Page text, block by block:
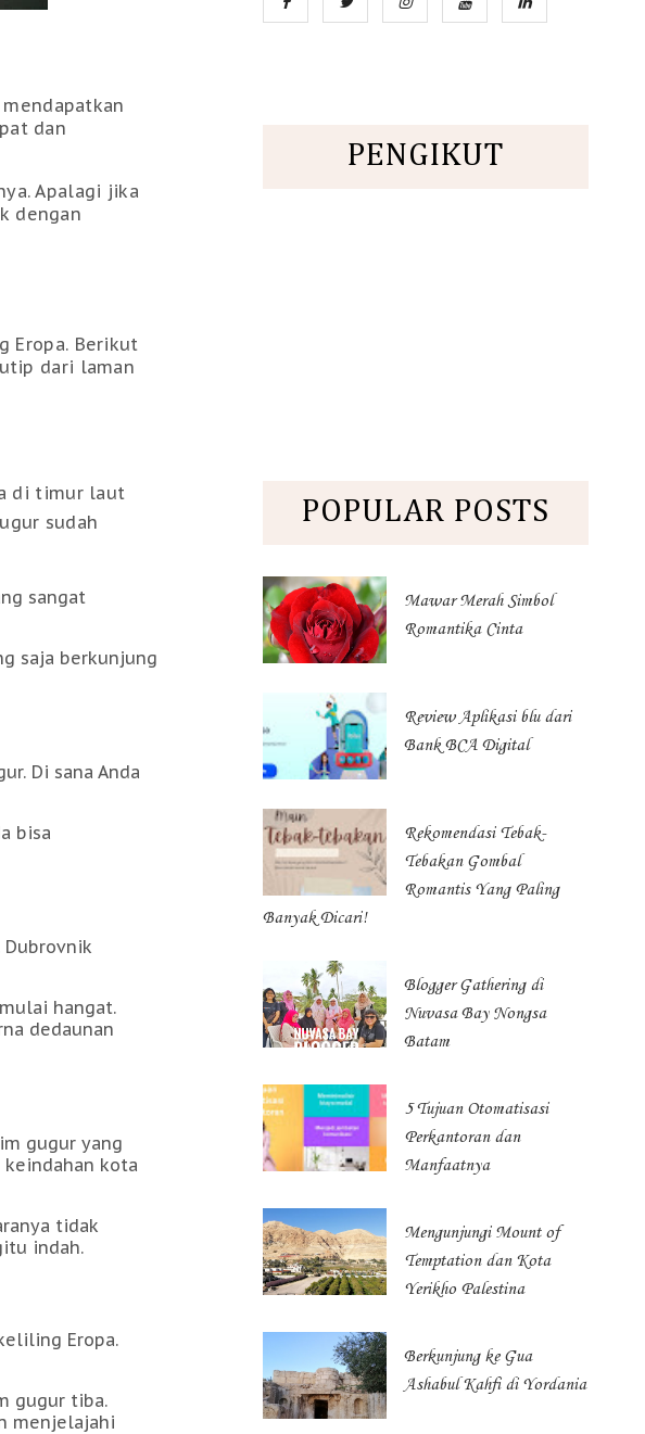
dan
Apalagi jika
dengan
Eropa. Berikut
dari laman
di timur laut
sudah
sangat
saja berkunjung
Di sana Anda
bisa
hangat.
dedaunan
gugur yang
kota
tidak
indah.
Eropa.
gugur tiba.
menjelajahi
PENGIKUT
POPULAR POSTS
Mawar Merah Simbol
Romantika Cinta
Review Aplikasi blu dari
Bank BCA Digital
Rekomendasi Tebak-
Tebakan Gombal
Romantis Yang Paling
Banyak Dicari!
Blogger Gathering di
Nuvasa Bay Nongsa
Batam
5 Tujuan Otomatisasi
Perkantoran dan
Manfaatnya
Mengunjungi Mount of
Temptation dan Kota
Yerikho Palestina
Berkunjung ke Gua
Ashabul Kahfi di Yordania